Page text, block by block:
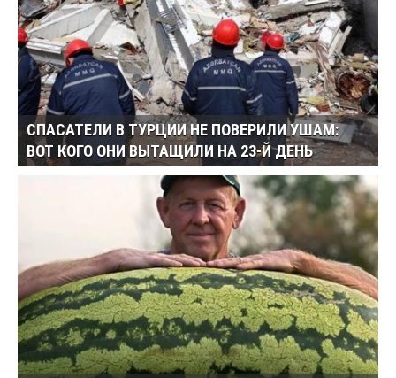
СПАСАТЕЛИ В ТУРЦИИ НЕ ПОВЕРИЛИ УШАМ:
ВОТ КОГО ОНИ ВЫТАЩИЛИ НА 23-Й ДЕНЬ